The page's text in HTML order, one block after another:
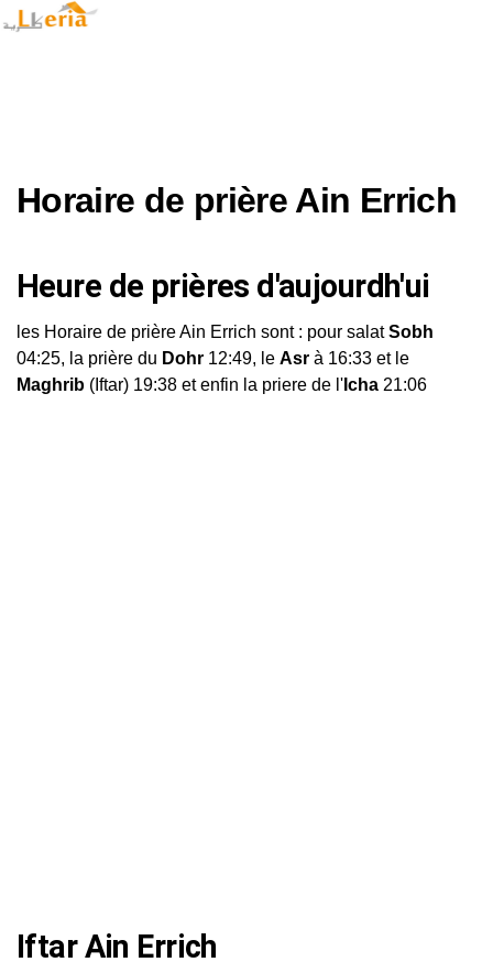
Horaire de prière Ain Errich
Heure de prières d'aujourdh'ui
les Horaire de prière Ain Errich sont : pour salatSobh
04:25, la prière du Dohr 12:49, le Asr à 16:33 et le
Maghrib (Iftar) 19:38 et enfin la priere de l' Icha 21:06
Iftar Ain Errich